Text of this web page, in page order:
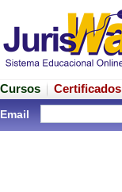
Cursos Certificados
Email